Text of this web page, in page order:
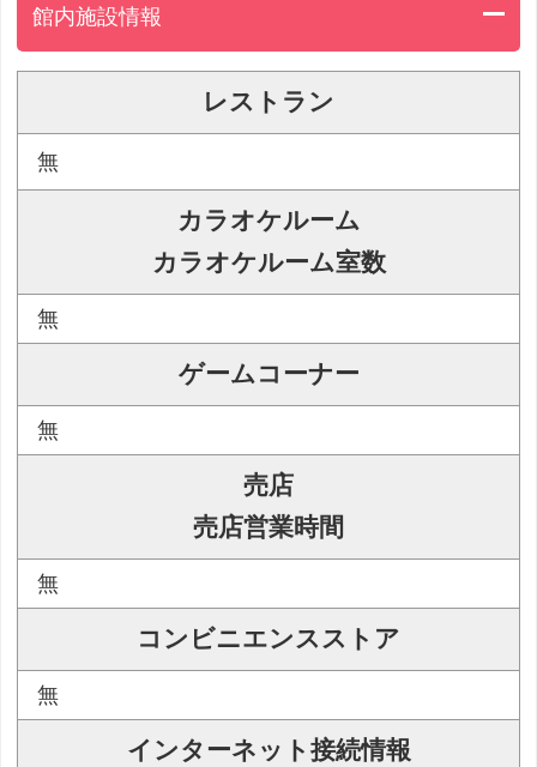
館内施設情報
レストラン
無
カラオケルーム
カラオケルーム室数
無
ゲームコーナー
無
売店
売店営業時間
無
コンビニエンスストア
無
インターネット接続情報